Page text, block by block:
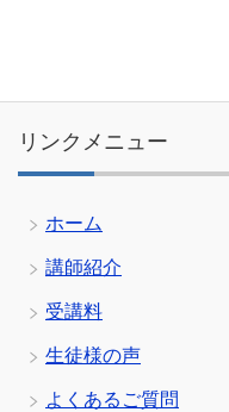
リンクメニュー
ホーム
講師紹介
受講料
生徒様の声
よくあるご質問